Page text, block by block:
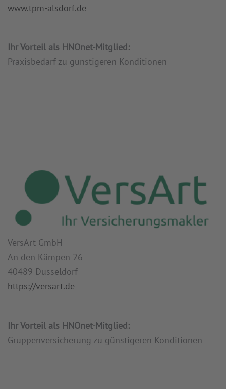
www.tpm-alsdorf.de
Ihr Vorteil als HNOnet-Mitglied:
Praxisbedarf zu günstigeren Konditionen
VersArt GmbH
An den Kämpen 26
40489 Düsseldorf
https://versart.de
Ihr Vorteil als HNOnet-Mitglied:
Gruppenversicherung zu günstigeren Konditionen